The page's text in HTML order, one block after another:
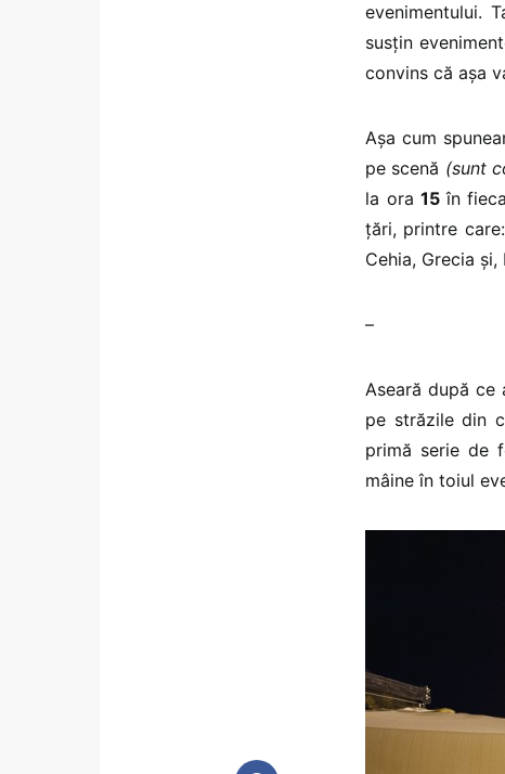
evenimentului.
susțin
convins că așa
Așa cum
pe scenă (sunt
la ora15în
țări, printre
Cehia, Grecia și,
–
Aseară după ce
pe străzile din
primă serie de
mâine în toiul